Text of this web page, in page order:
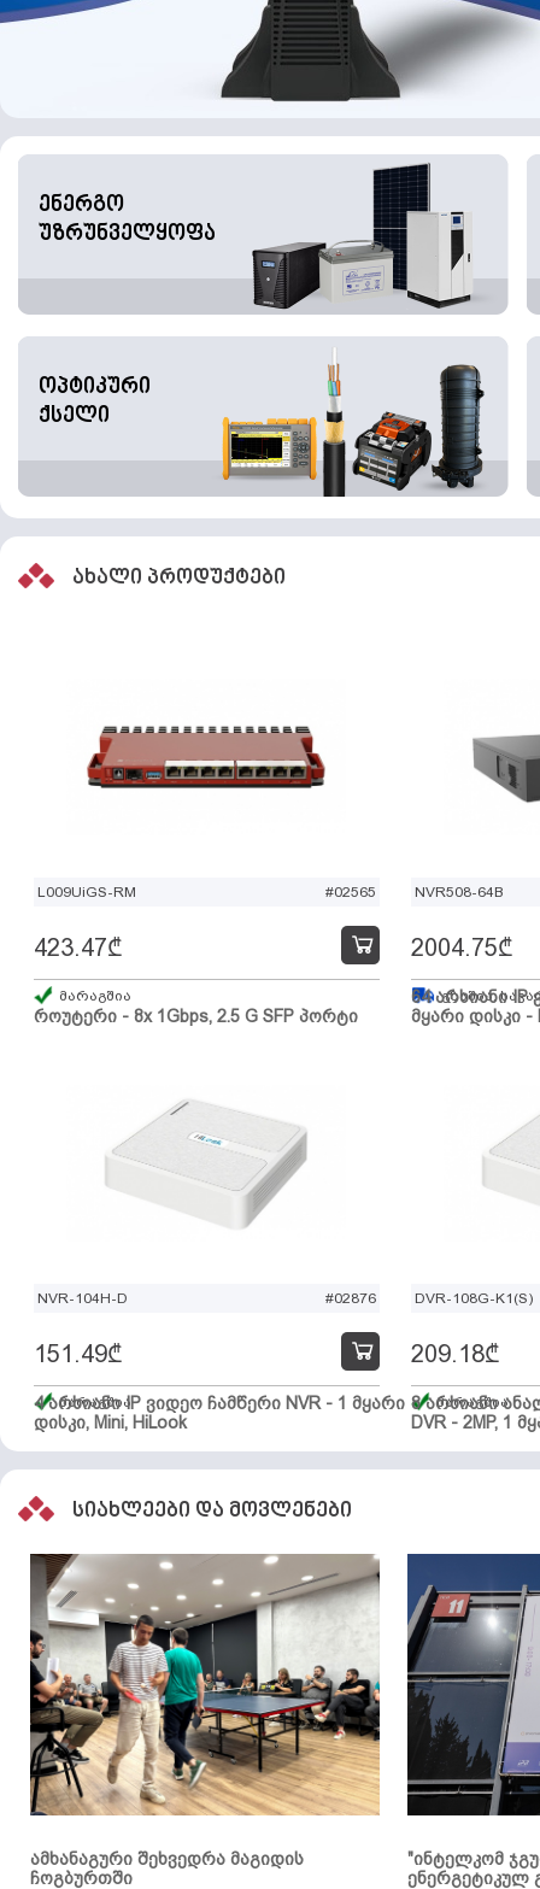
ენერგო
უზრუნველყოფა
ოპტიკური
ქსელი
ახალი პროდუქტები
L009UiGS-RM #02565
როუტერი - 8x 1Gbps, 2.5 G SFP პორტი
423.47₾
მარაგშია
NVR508-64B
64 არხიანი IP
მყარი დისკი -
2004.75₾
გზაშია,
NVR-104H-D #02876
4 არხიანი IP ვიდეო ჩამწერი NVR - 1 მყარი
დისკი, Mini, HiLook
151.49₾
მარაგშია
DVR-108G-K1(S)
8 არხიანი
DVR - 2MP, 1
209.18₾
მარაგშია
სიახლეები და მოვლენები
ამხანაგური შეხვედრა მაგიდის
ჩოგბურთში
"ინტელკომ
ენერგეტიკულ